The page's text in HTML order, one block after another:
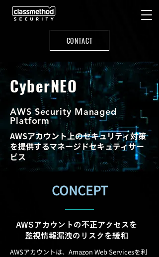
CONTACT
CyberNEO
AWS Security Managed
Platform
AWSアカウント上のセキュリティ対策
を提供するマネージドセキュティサー
ビス
CONCEPT
AWSアカウントの不正アクセスを
監視​情報漏洩のリスクを緩和
​AWSアカウントは、Amazon Web Servicesを利